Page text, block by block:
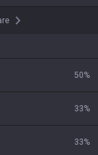
50%
33%
33%